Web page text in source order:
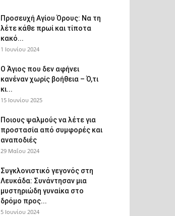
Προσευχή Αγίου Όρους: Να τη
λέτε κάθε πρωί και τίποτα
κακό...
1 Ιουνίου 2024
Ο Άγιος που δεν αφήνει
κανέναν χωρίς βοήθεια – Ό,τι
κι...
15 Ιουνίου 2025
Ποιους ψαλμούς να λέτε για
προστασία από συμφορές και
αναποδιές
29 Μαΐου 2024
Συγκλονιστικό γεγονός στη
Λευκάδα: Συνάντησαν μια
μυστηριώδη γυναίκα στο
δρόμο προς...
5 Ιουνίου 2024